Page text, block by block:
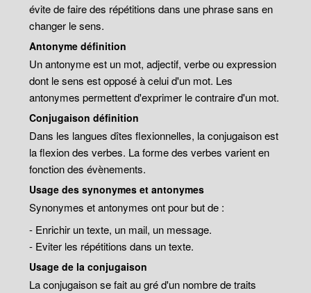
évite de faire des répétitions dans une phrase sans en
changer le sens.
Antonyme définition
Un antonyme est un mot, adjectif, verbe ou expression
dont le sens est opposé à celui d'un mot. Les
antonymes permettent d'exprimer le contraire d'un mot.
Conjugaison définition
Dans les langues dîtes flexionnelles, la conjugaison est
la flexion des verbes. La forme des verbes varient en
fonction des évènements.
Usage des synonymes et antonymes
Synonymes et antonymes ont pour but de :
- Enrichir un texte, un mail, un message.
- Eviter les répétitions dans un texte.
Usage de la conjugaison
La conjugaison se fait au gré d'un nombre de traits